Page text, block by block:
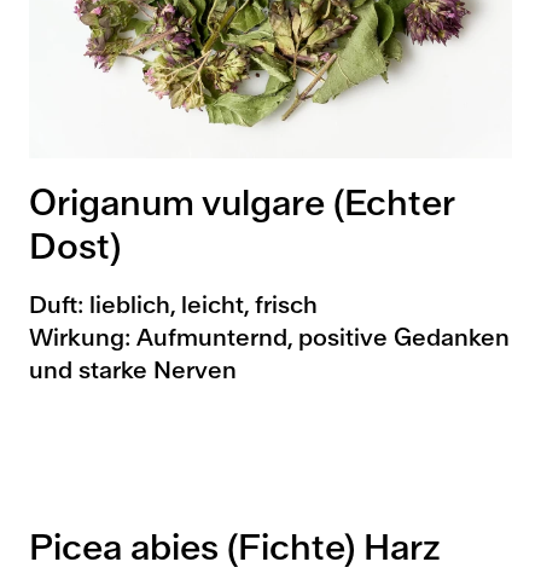
Origanum vulgare (Echter
Dost)
Duft: lieblich, leicht, frisch
Wirkung: Aufmunternd, positive Gedanken
und starke Nerven
Picea abies (Fichte) Harz